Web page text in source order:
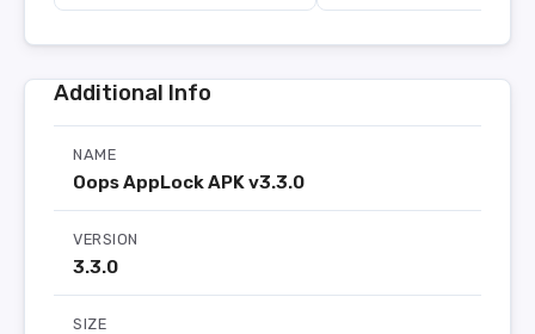
Additional Info
NAME
Oops AppLock APK v3.3.0
VERSION
3.3.0
SIZE